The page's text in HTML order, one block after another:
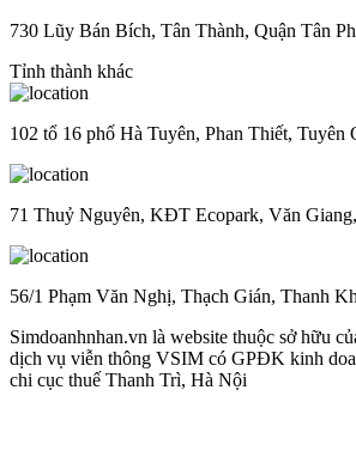
730 Lũy Bán Bích, Tân Thành, Quận Tân
Tỉnh thành khác
102 tổ 16 phố Hà Tuyên, Phan Thiết, Tuyên
71 Thuỷ Nguyên, KĐT Ecopark, Văn
56/1 Phạm Văn Nghị, Thạch Gián, Thanh
Simdoanhnhan.vn là website thuộc sở hữu
dịch vụ viễn thông VSIM có GPĐK kinh
chi cục thuế Thanh Trì, Hà Nội